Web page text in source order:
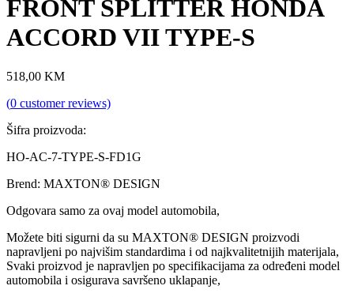
FRONT SPLITTER HONDA
ACCORD VII TYPE-S
518,00 KM
(0 customer reviews)
Šifra proizvoda:
HO-AC-7-TYPE-S-FD1G
Brend: MAXTON® DESIGN
Odgovara samo za ovaj model automobila,
Možete biti sigurni da su MAXTON® DESIGN proizvodi
napravljeni po najvišim standardima i od najkvalitetnijih materijala,
Svaki proizvod je napravljen po specifikacijama za određeni model
automobila i osigurava savršeno uklapanje,